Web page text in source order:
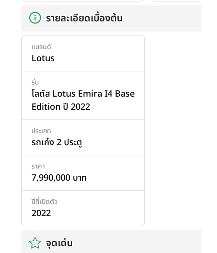
รายละเอียดเบื้องต้น
แบรนด์
Lotus
รุ่น
โลตัส Lotus Emira I4 Base
Edition ปี 2022
ประเภท
รถเก๋ง 2 ประตู
ราคา
7,990,000 บาท
ปีที่เปิดตัว
2022
จุดเด่น